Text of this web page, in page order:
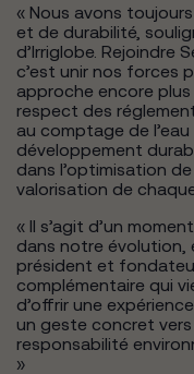
« Nous avons
et de durabilité,
d’Irriglobe. Rejoindre
c’est unir nos forces
approche encore
respect des
au comptage de
développement
dans l’optimisation
valorisation de
« Il s’agit d’un
dans notre évolution,
président et
complémentaire qui
d’offrir une
un geste concret
responsabilité
»